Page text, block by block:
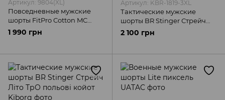
Артикул: 9804(XL)
Повседневные мужские
шорты FitPro Cotton MC
Camotec
1 990 грн
Артикул: KBR-1819-3XL
Тактические мужские
шорты BR Stinger Стрейч
Літо ТрО польові оливковые
2 100 грн